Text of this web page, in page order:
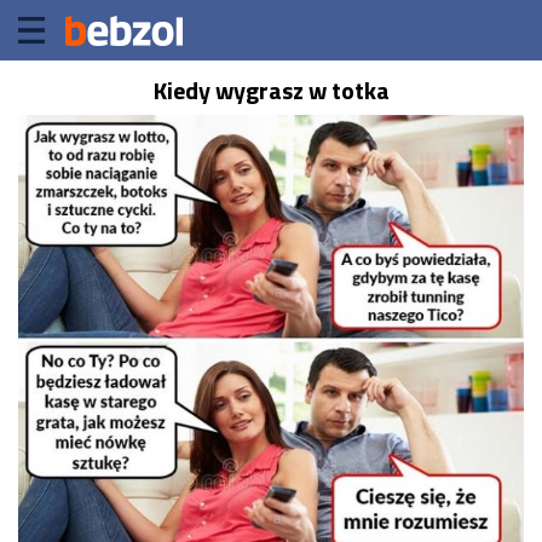
Kiedy wygrasz w totka